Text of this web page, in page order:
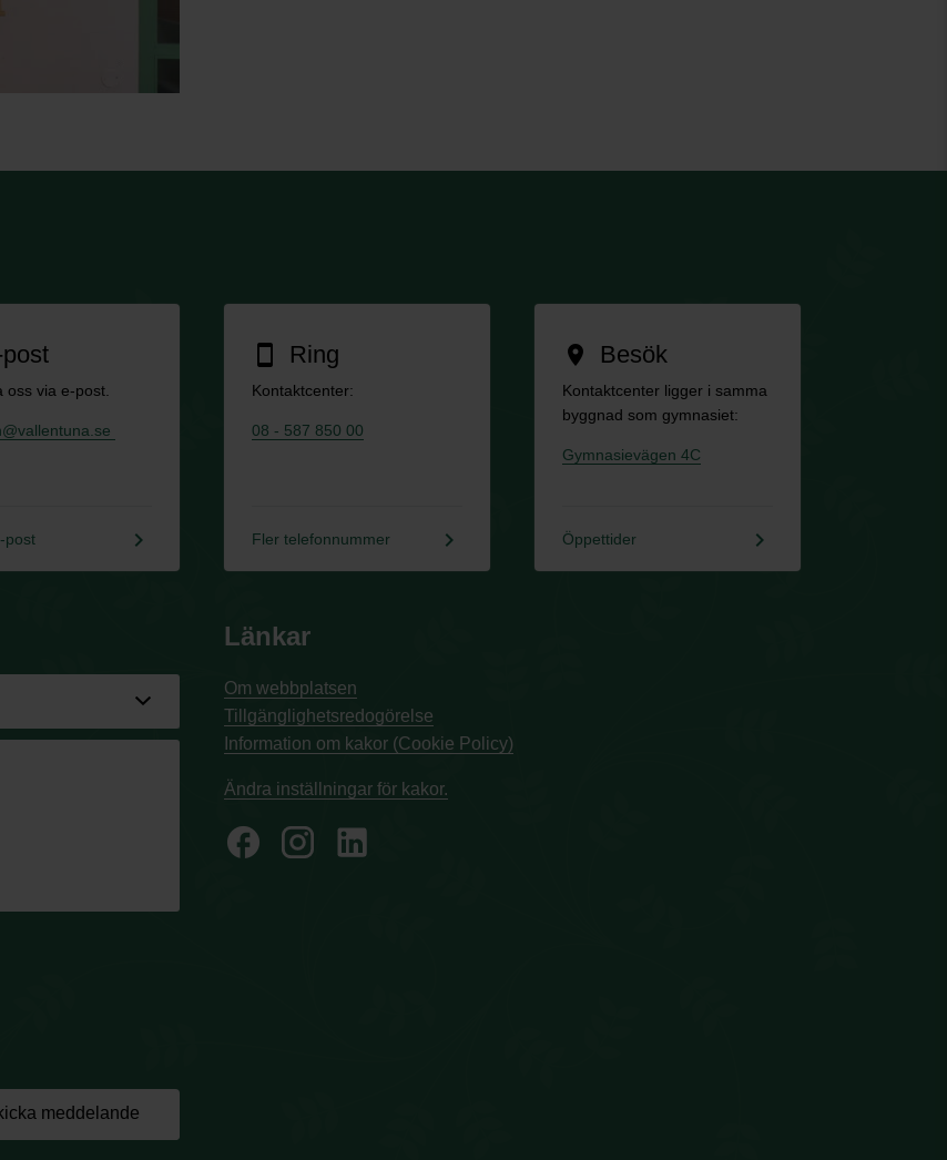
oss via e-post.
post keyboard_arrow_right
smartphone Ring
Kontaktcenter:
08 - 587 850 00
Fler telefonnummer keyboard_arrow_right
location_on Besök
Kontaktcenter ligger i samma
byggnad som gymnasiet:
Gymnasievägen 4C
Öppettider keyboard_arrow_right
meddelande
Länkar
Om webbplatsen
Tillgänglighetsredogörelse
Information om kakor (Cookie Policy)
Ändra inställningar för kakor.
facebook